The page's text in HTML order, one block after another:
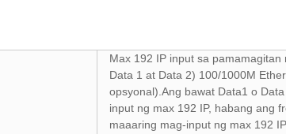
Max 192 IP input sa pamamagitan
Data 1 at Data 2) 100/1000M
opsyonal).Ang bawat Data1 o
input ng max 192 IP, habang ang
maaaring mag-input ng max 192